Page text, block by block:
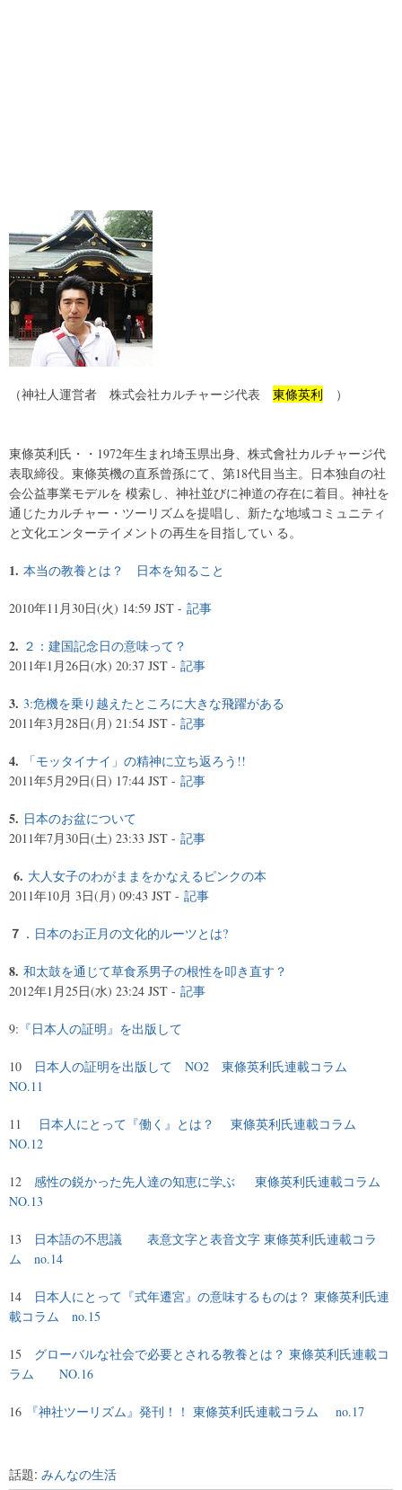
（神社人運営者 株式会社カルチャージ代表 東條英利 ）
東條英利氏・・1972年生まれ埼玉県出身、株式會社カルチャージ代
表取締役。東條英機の直系曾孫にて、第18代目当主。日本独自の社
会公益事業モデルを 模索し、神社並びに神道の存在に着目。神社を
通じたカルチャー・ツーリズムを提唱し、新たな地域コミュニティ
と文化エンターテイメントの再生を目指してい る。
1. 本当の教養とは？ 日本を知ること
2010年11月30日(火) 14:59 JST - 記事
2. ２：建国記念日の意味って？
2011年1月26日(水) 20:37 JST - 記事
3. 3:危機を乗り越えたところに大きな飛躍がある
2011年3月28日(月) 21:54 JST - 記事
4.
「モッタイナイ」の精神に立ち返ろう!!
2011年5月29日(日) 17:44 JST - 記事
5. 日本のお盆について
2011年7月30日(土) 23:33 JST - 記事
6. 大人女子のわがままをかなえるピンクの本
2011年10月 3日(月) 09:43 JST - 記事
７ ． 日本のお正月の文化的ルーツとは?
8. 和太鼓を通じて草食系男子の根性を叩き直す？
2012年1月25日(水) 23:24 JST - 記事
9:『日本人の証明』を出版して
10
日本人の証明を出版して NO2 東條英利氏連載コラム
NO.11
11
日本人にとって『働く』とは？ 東條英利氏連載コラム
NO.12
12 感性の鋭かった先人達の知恵に学ぶ 東條英利氏連載コラム
NO.13
13
日本語の不思議 表意文字と表音文字 東條英利氏連載コラ
ム no.14
14
日本人にとって『式年遷宮』の意味するものは？ 東條英利氏連
載コラム no.15
15 グローバルな社会で必要とされる教養とは？ 東條英利氏連載コ
ラム NO.16
16 『神社ツーリズム』発刊！！ 東條英利氏連載コラム no.17
話題: みんなの生活